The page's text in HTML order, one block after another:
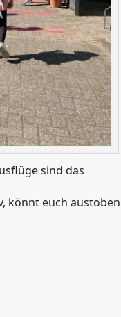
sind das
könnt euch austoben